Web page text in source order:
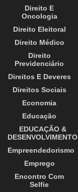
Direito E
Oncologia
Direito Eleitoral
Direito Médico
Direito
Previdenciário
Direitos E Deveres
Direitos Sociais
Economia
Educação
EDUCAÇÃO &
DESENVOLVIMENTO
Empreendedorismo
Emprego
Encontro Com
Selfie